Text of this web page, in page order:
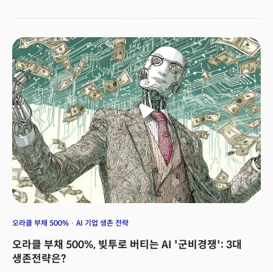
[올버즈 창업 스토리] 선한 의지는 어떻게 혁신을 만드는가? 올버즈 (2021년
9월 더밀크 기사)올버즈는 지난 2021년 11월 나스닥에 상장, 당시 기업가치
40억 달러(약 5조 5000억 원)를 인정받았다. '친환경 신발'이 40억 달러짜리
회사가 된다는 것 자체가 당시 저금리 유동성 버블이 만들어낸 이야기였다.
더밀크는 당시 올버즈 상장에 대해 '비전이 밥먹여주는 시대'라고 평가한 바
있다. 하지만 올버즈는 상장 이후 쇠락을 거듭하다 2026년 3월 모든 자산과
지식재산권을 브랜드 관리 회사 아메리칸 익스체인지 그룹(AXNY)에 단
3,900만 달러(약 570억원)에 매각됐다. 한때 40억 달러였던 기업이 40분의
1도 안 되는 가격에 팔린 것이다.그리고 4월 15일, 충격적인 발표를 했다. 회사
이름을 뉴버드에이아이(NewBird AI)로 바꾸고 AI 인프라 회사로 전면
피봇하겠다는 선언이었다. 당일 주가는 600% 폭등했다. 이것은 성공적인
전환의 시작일까? 아니면 AI 버블의 민낯일까?
오라클 부채 500% AI 기업 생존 전략
오라클 부채 500%, 빚투로 버티는 AI '군비경쟁': 3대
생존전략은?